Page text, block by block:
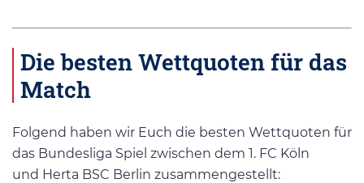
Die besten Wettquoten für das
Match
Folgend haben wir Euch die besten Wettquoten für
das Bundesliga Spiel zwischen dem 1. FC Köln
und Herta BSC Berlin zusammengestellt: